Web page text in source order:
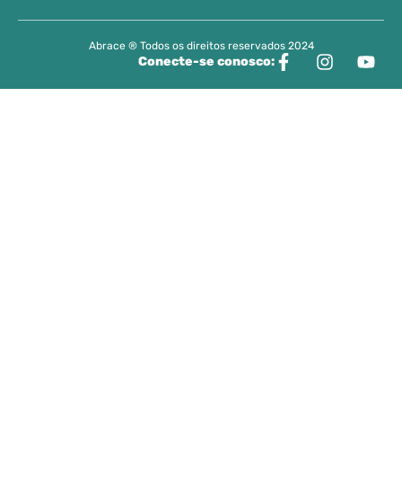
Abrace ® Todos os direitos reservados 2024
Conecte-se conosco: